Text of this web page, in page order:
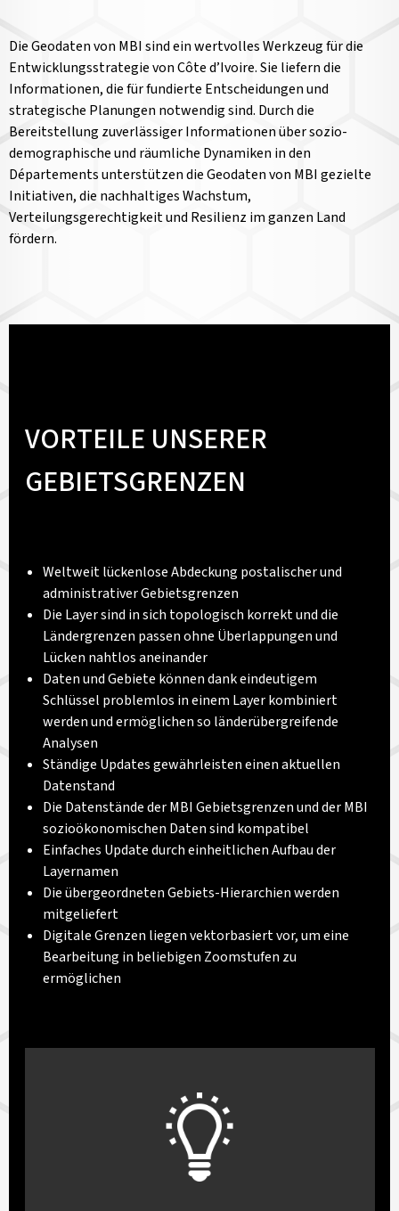
Die Geodaten von MBI sind ein wertvolles Werkzeug für die
Entwicklungsstrategie von Côte d’Ivoire. Sie liefern die
Informationen, die für fundierte Entscheidungen und
strategische Planungen notwendig sind. Durch die
Bereitstellung zuverlässiger Informationen über sozio-
demographische und räumliche Dynamiken in den
Départements unterstützen die Geodaten von MBI gezielte
Initiativen, die nachhaltiges Wachstum,
Verteilungsgerechtigkeit und Resilienz im ganzen Land
fördern.
VORTEILE UNSERER
GEBIETSGRENZEN
Weltweit lückenlose Abdeckung postalischer und
administrativer Gebietsgrenzen
Die Layer sind in sich topologisch korrekt und die
Ländergrenzen passen ohne Überlappungen und
Lücken nahtlos aneinander
Daten und Gebiete können dank eindeutigem
Schlüssel problemlos in einem Layer kombiniert
werden und ermöglichen so länderübergreifende
Analysen
Ständige Updates gewährleisten einen aktuellen
Datenstand
Die Datenstände der MBI Gebietsgrenzen und der MBI
sozioökonomischen Daten sind kompatibel
Einfaches Update durch einheitlichen Aufbau der
Layernamen
Die übergeordneten Gebiets-Hierarchien werden
mitgeliefert
Digitale Grenzen liegen vektorbasiert vor, um eine
Bearbeitung in beliebigen Zoomstufen zu
ermöglichen